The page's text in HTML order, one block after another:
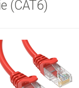
(CAT6)